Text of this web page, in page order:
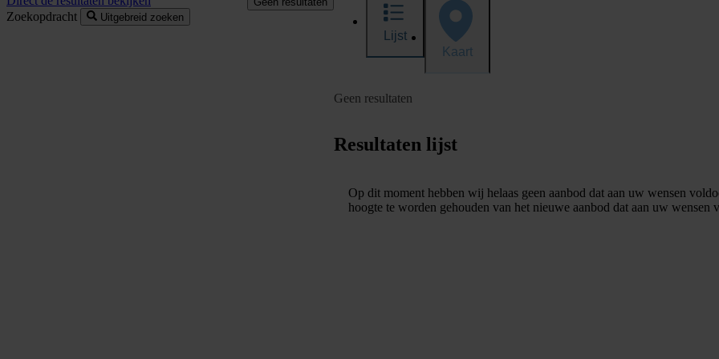
Zoekopdracht
Uitgebreid zoeken
Lijst
Kaart
Geen resultaten
Resultaten lijst
Op dit moment hebben wij helaas geen aanbod dat aan uw wensen
hoogte te worden gehouden van het nieuwe aanbod dat aan uw wensen